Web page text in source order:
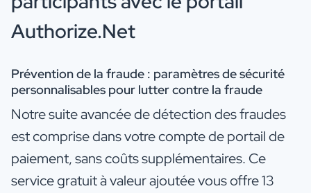
Authorize.Net
Prévention de la fraude : paramètres de sécurité
personnalisables pour lutter contre la fraude
Notre suite avancée de détection des fraudes
est comprise dans votre compte de portail de
paiement, sans coûts supplémentaires. Ce
service gratuit à valeur ajoutée vous offre 13